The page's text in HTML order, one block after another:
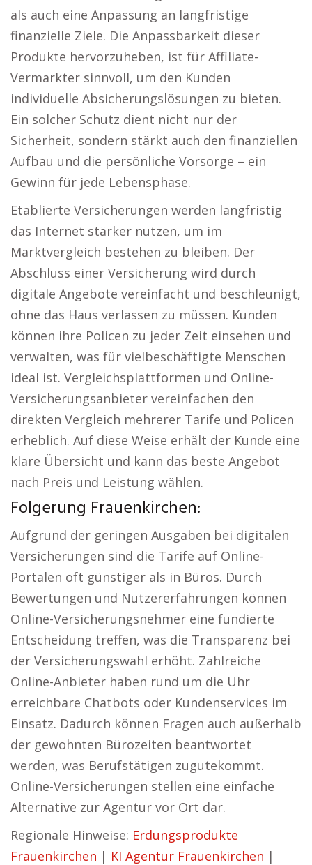
als auch eine Anpassung an langfristige
finanzielle Ziele. Die Anpassbarkeit dieser
Produkte hervorzuheben, ist für Affiliate-
Vermarkter sinnvoll, um den Kunden
individuelle Absicherungslösungen zu bieten.
Ein solcher Schutz dient nicht nur der
Sicherheit, sondern stärkt auch den finanziellen
Aufbau und die persönliche Vorsorge – ein
Gewinn für jede Lebensphase.
Etablierte Versicherungen werden langfristig
das Internet stärker nutzen, um im
Marktvergleich bestehen zu bleiben. Der
Abschluss einer Versicherung wird durch
digitale Angebote vereinfacht und beschleunigt,
ohne das Haus verlassen zu müssen. Kunden
können ihre Policen zu jeder Zeit einsehen und
verwalten, was für vielbeschäftigte Menschen
ideal ist. Vergleichsplattformen und Online-
Versicherungsanbieter vereinfachen den
direkten Vergleich mehrerer Tarife und Policen
erheblich. Auf diese Weise erhält der Kunde eine
klare Übersicht und kann das beste Angebot
nach Preis und Leistung wählen.
Folgerung Frauenkirchen:
Aufgrund der geringen Ausgaben bei digitalen
Versicherungen sind die Tarife auf Online-
Portalen oft günstiger als in Büros. Durch
Bewertungen und Nutzererfahrungen können
Online-Versicherungsnehmer eine fundierte
Entscheidung treffen, was die Transparenz bei
der Versicherungswahl erhöht. Zahlreiche
Online-Anbieter haben rund um die Uhr
erreichbare Chatbots oder Kundenservices im
Einsatz. Dadurch können Fragen auch außerhalb
der gewohnten Bürozeiten beantwortet
werden, was Berufstätigen zugutekommt.
Online-Versicherungen stellen eine einfache
Alternative zur Agentur vor Ort dar.
Regionale Hinweise: Erdungsprodukte
Frauenkirchen | KI Agentur Frauenkirchen |